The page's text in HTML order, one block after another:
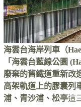
海雲台海岸列車（
「海雲台藍線公園
廢棄的舊鐵道重新改
高架軌道上的膠囊列
浦、青沙浦、松亭這